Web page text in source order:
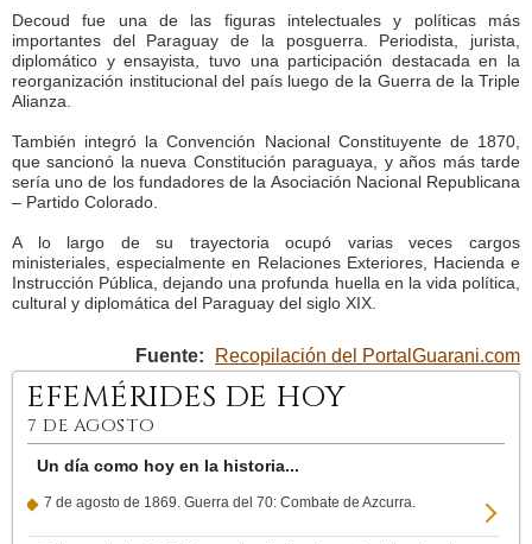
EFEMÉRIDES DE HOY
7 DE AGOSTO
Un día como hoy en la historia...
7 de agosto de 1869. Guerra del 70: Combate de Azcurra.
Decoud fue una de las figuras intelectuales y políticas más
importantes del Paraguay de la posguerra. Periodista, jurista,
diplomático y ensayista, tuvo una participación destacada en la
reorganización institucional del país luego de la Guerra de la Triple
Alianza.
También integró la Convención Nacional Constituyente de 1870,
que sancionó la nueva Constitución paraguaya, y años más tarde
sería uno de los fundadores de la Asociación Nacional Republicana
– Partido Colorado.
A lo largo de su trayectoria ocupó varias veces cargos
ministeriales, especialmente en Relaciones Exteriores, Hacienda e
Instrucción Pública, dejando una profunda huella en la vida política,
cultural y diplomática del Paraguay del siglo XIX.
Fuente: Recopilación del PortalGuarani.com